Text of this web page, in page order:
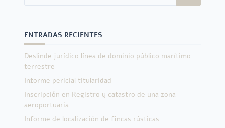
ENTRADAS RECIENTES
Deslinde jurídico línea de dominio público marítimo
terrestre
Informe pericial titularidad
Inscripción en Registro y catastro de una zona
aeroportuaria
Informe de localización de fincas rústicas